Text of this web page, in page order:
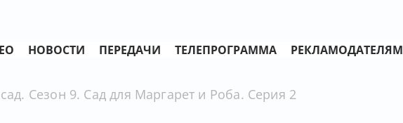
НОВОСТИ ПЕРЕДАЧИ ТЕЛЕПРОГРАММА РЕКЛАМОДАТЕЛЯМ
Сезон 9. Сад для Маргарет и Роба. Серия 2